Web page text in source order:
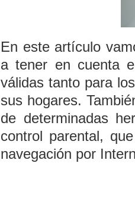
En este artículo
a tener en cuenta
válidas tanto para
sus hogares.
de determinadas
control parental,
navegación por